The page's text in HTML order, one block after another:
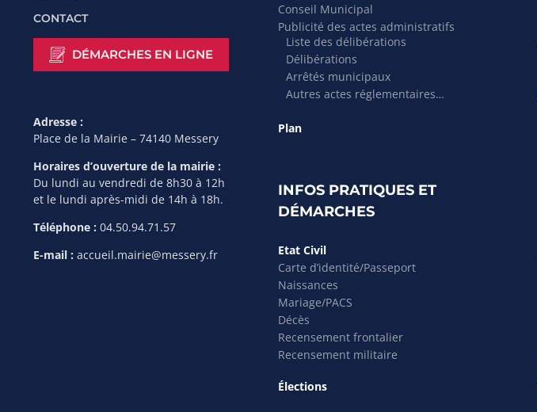
CONTACT
DÉMARCHES EN LIGNE
Adresse :
Place de la Mairie – 74140 Messery
Horaires d’ouverture de la mairie :
Du lundi au vendredi de 8h30 à 12h
et le lundi après-midi de 14h à 18h.
Téléphone : 04.50.94.71.57
E-mail : accueil.mairie@messery.fr
Conseil Municipal
Publicité des actes administratifs
Liste des délibérations
Délibérations
Arrêtés municipaux
Autres actes réglementaires…
Plan
INFOS PRATIQUES ET
DÉMARCHES
Etat Civil
Carte d’identité/Passeport
Naissances
Mariage/PACS
Décès
Recensement frontalier
Recensement militaire
Élections